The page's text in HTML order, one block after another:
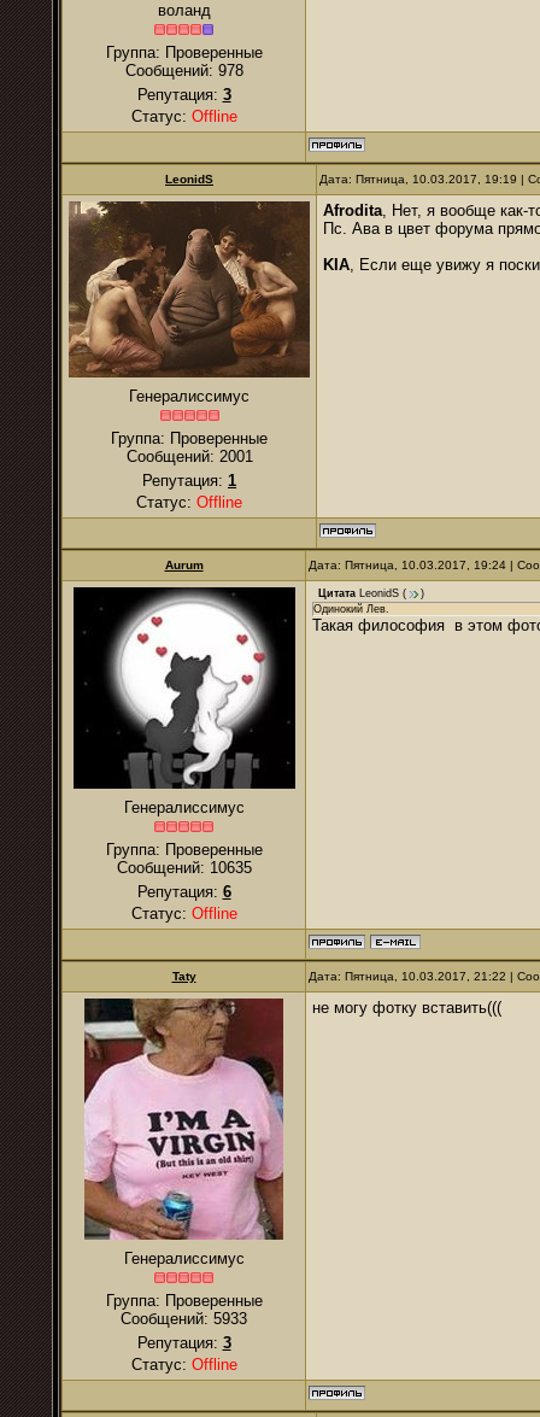
воланд
Группа: Проверенные
Сообщений: 978
Репутация: 3
Статус: Offline
LeonidS Дата: Пятница, 10.03.2017, 19:19 |
Генералиссимус
Группа: Проверенные
Сообщений: 2001
Репутация: 1
Статус: Offline
Afrodita, Нет, я вообще как-
Пс. Ава в цвет форума
KIA, Если еще увижу я
Aurum Дата: Пятница, 10.03.2017, 19:24 |
Генералиссимус
Группа: Проверенные
Сообщений: 10635
Репутация: 6
Статус: Offline
Цитата LeonidS (
)
Одинокий Лев.
Такая философия в этом
Taty Дата: Пятница, 10.03.2017, 21:22 |
Генералиссимус
Группа: Проверенные
Сообщений: 5933
Репутация: 3
Статус: Offline
не могу фотку вставить(((